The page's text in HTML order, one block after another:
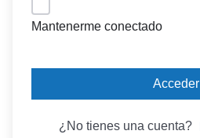
Mantenerme conectado
Acceder
¿No tienes una cuenta?